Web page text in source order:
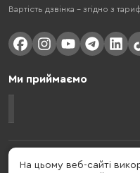
Вартість дзвінка – згідно з
Ми приймаємо
Gelius - український бренд,
На цьому веб-сайті